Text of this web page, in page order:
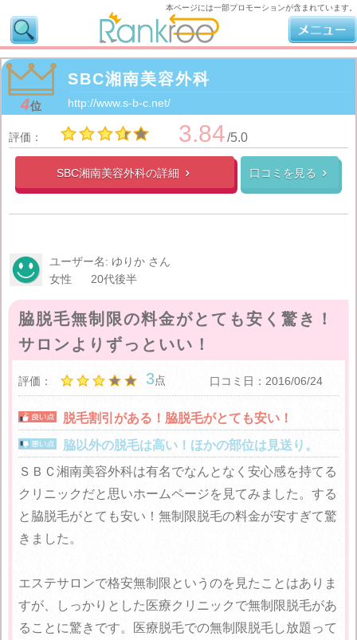
4位
SBC湘南美容外科
http://www.s-b-c.net/
評価： 3.84/5.0
SBC湘南美容外科の詳細  口コミを見る 
ユーザー名: ゆりか さん
女性
20代後半
脇脱毛無制限の料金がとても安く驚き！
サロンよりずっといい！
評価： 3点 口コミ日：2016/06/24
脱毛割引がある！脇脱毛がとても安い！
脇以外の脱毛は高い！ほかの部位は見送り。
ＳＢＣ湘南美容外科は有名でなんとなく安心感を持てる
クリニックだと思いホームページを見てみました。する
と脇脱毛がとても安い！無制限脱毛の料金が安すぎて驚
きました。
エステサロンで格安無制限というのを見たことはありま
すが、しっかりとした医療クリニックで無制限脱毛があ
ることに驚きです。医療脱毛での無制限脱毛し放題って
本ページには一部プロモーションが含まれています。